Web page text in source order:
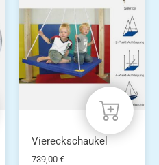
Viereckschaukel
739,00 €